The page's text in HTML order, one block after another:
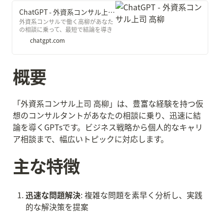
ChatGPT - 外資系コンサル上司 高柳
外資系コンサルで働く高柳があなた
の相談に乗って、最短で結論を導き
ます。壁打ち相手にどうぞ。※この
システムは独断と偏見で出来ていま
す。
chatgpt.com
概要
「外資系コンサル上司 高柳」は、豊富な経験を持つ仮
想のコンサルタントがあなたの相談に乗り、迅速に結
論を導くGPTsです。ビジネス戦略から個人的なキャリ
ア相談まで、幅広いトピックに対応します。
主な特徴
迅速な問題解決: 複雑な問題を素早く分析し、実践
的な解決策を提案